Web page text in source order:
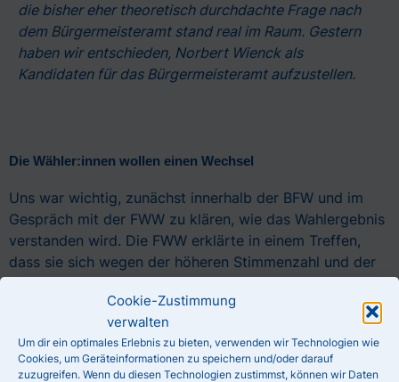
Cookie-Zustimmung
verwalten
Um dir ein optimales Erlebnis zu bieten, verwenden wir Technologien wie
Cookies, um Geräteinformationen zu speichern und/oder darauf
zuzugreifen. Wenn du diesen Technologien zustimmst, können wir Daten
die bisher eher theoretisch durchdachte Frage nach
dem Bürgermeisteramt stand real im Raum. Gestern
haben wir entschieden, Norbert Wienck als
Kandidaten für das Bürgermeisteramt aufzustellen.
Die Wähler:innen wollen einen Wechsel
Uns war wichtig, zunächst innerhalb der BFW und im
Gespräch mit der FWW zu klären, wie das Wahlergebnis
verstanden wird. Die FWW erklärte in einem Treffen,
dass sie sich wegen der höheren Stimmenzahl und der
Mehrzahl an Direktmandaten als Wahlsieger sieht und im
Falle der Unterstützung durch die BFW die
Gemeindevertretung unter Führung von Stefan Gärtner
weiter anführen will. Inhaltlich gab es kein erkennbares
Zugehen der FWW auf uns als möglichen Partner.